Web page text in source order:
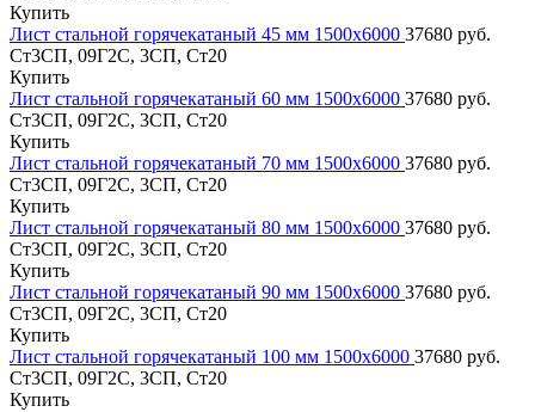
Купить
Лист стальной горячекатаный 45 мм 1500х6000 37680 руб.
Ст3СП, 09Г2С, 3СП, Ст20
Купить
Лист стальной горячекатаный 60 мм 1500х6000 37680 руб.
Ст3СП, 09Г2С, 3СП, Ст20
Купить
Лист стальной горячекатаный 70 мм 1500х6000 37680 руб.
Ст3СП, 09Г2С, 3СП, Ст20
Купить
Лист стальной горячекатаный 80 мм 1500х6000 37680 руб.
Ст3СП, 09Г2С, 3СП, Ст20
Купить
Лист стальной горячекатаный 90 мм 1500х6000 37680 руб.
Ст3СП, 09Г2С, 3СП, Ст20
Купить
Лист стальной горячекатаный 100 мм 1500х6000 37680 руб.
Ст3СП, 09Г2С, 3СП, Ст20
Купить